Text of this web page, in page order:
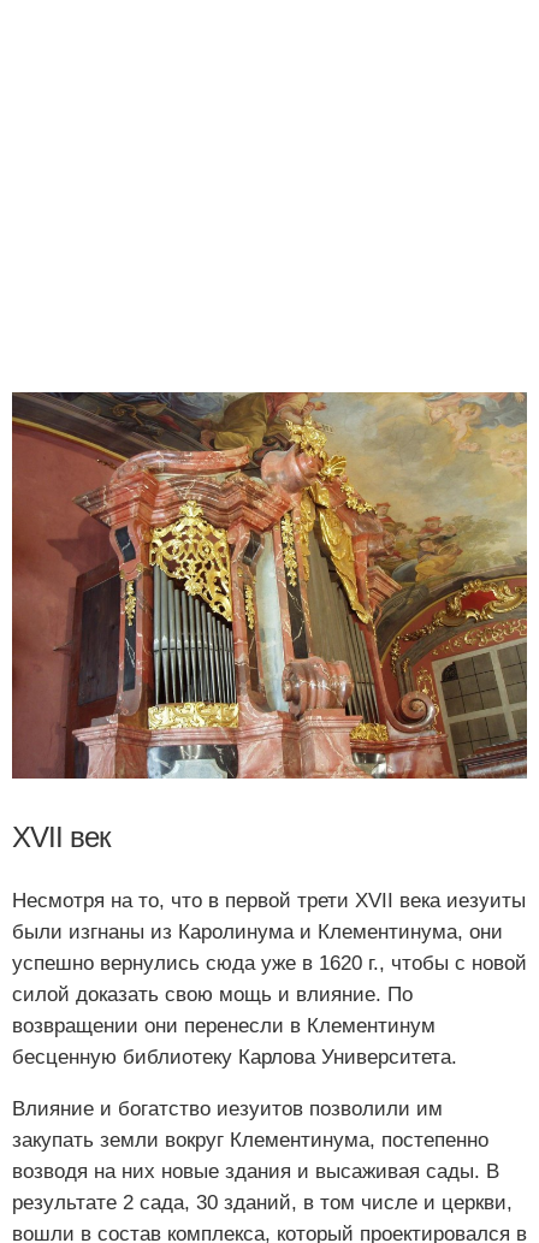
XVII век
Несмотря на то, что в первой трети XVII века иезуиты
были изгнаны из Каролинума и Клементинума, они
успешно вернулись сюда уже в 1620 г., чтобы с новой
силой доказать свою мощь и влияние. По
возвращении они перенесли в Клементинум
бесценную библиотеку Карлова Университета.
Влияние и богатство иезуитов позволили им
закупать земли вокруг Клементинума, постепенно
возводя на них новые здания и высаживая сады. В
результате 2 сада, 30 зданий, в том числе и церкви,
вошли в состав комплекса, который проектировался в